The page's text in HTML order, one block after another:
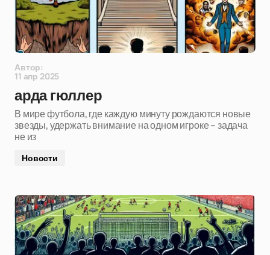
Автор:
11 апр 2025
арда гюллер
В мире футбола, где каждую минуту рождаются новые
звезды, удержать внимание на одном игроке – задача
не из
Новости